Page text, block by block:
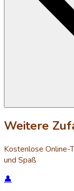
Weitere
Kostenlose Online-
und Spaß
👤